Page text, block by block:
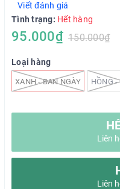
Viết đánh giá
Tình trạng: Hết hàng
95.000₫ 150.000₫
Loại hàng
XANH - BAN NGÀY HỒNG
Liên
Liên